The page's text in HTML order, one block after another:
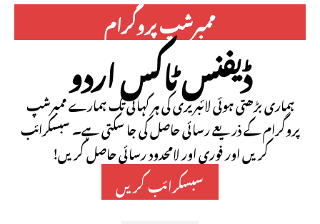
ممبرشپ پروگرام
ڈیفنس ٹاکس اردو
ہماری بڑھتی ہوئی لائبریری کی ہر کہانی تک ہمارے ممبرشپ
پروگرام کے ذریعے رسائی حاصل کی جا سکتی ہے۔ سبسکرائب
کریں اور فوری اور لامحدود رسائی حاصل کریں!
سبسکرائب کریں